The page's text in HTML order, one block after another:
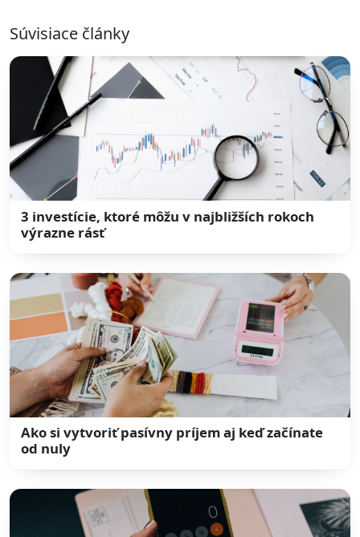
Súvisiace články
3 investície, ktoré môžu v najbližších rokoch
výrazne rásť
Ako si vytvoriť pasívny príjem aj keď začínate
od nuly